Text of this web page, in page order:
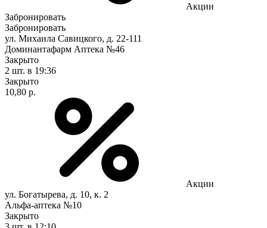
Акции
Забронировать
Забронировать
ул. Михаила Савицкого, д. 22-111
Доминантафарм Аптека №46
Закрыто
2 шт. в 19:36
Закрыто
10,80 р.
Акции
ул. Богатырева, д. 10, к. 2
Альфа-аптека №10
Закрыто